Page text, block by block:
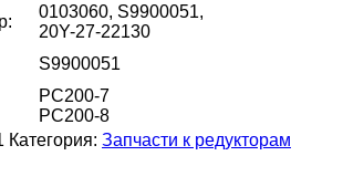
0103060, S9900051,
20Y-27-22130
S9900051
PC200-7
PC200-8
Категория: Запчасти к редукторам